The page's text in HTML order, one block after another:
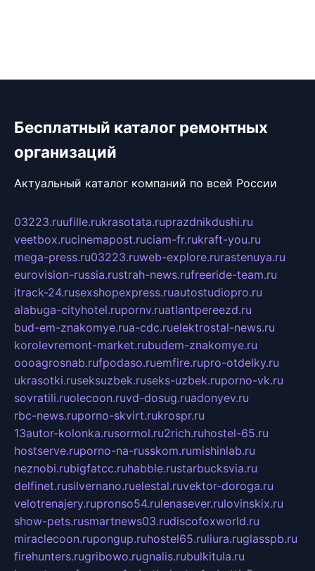
Бесплатный каталог ремонтных
организаций
Актуальный каталог компаний по всей России
03223.ruufille.rukrasotata.ruprazdnikdushi.ru
veetbox.rucinemapost.ruciam-fr.rukraft-you.ru
mega-press.ru03223.ruweb-explore.rurastenuya.ru
eurovision-russia.rustrah-news.rufreeride-team.ru
itrack-24.rusexshopexpress.ruautostudiopro.ru
alabuga-cityhotel.rupornv.ruatlantpereezd.ru
bud-em-znakomye.rua-cdc.ruelektrostal-news.ru
korolevremont-market.rubudem-znakomye.ru
oooagrosnab.rufpodaso.ruemfire.rupro-otdelky.ru
ukrasotki.ruseksuzbek.ruseks-uzbek.ruporno-vk.ru
sovratili.ruolecoon.ruvd-dosug.ruadonyev.ru
rbc-news.ruporno-skvirt.rukrospr.ru
13autor-kolonka.rusormol.ru2rich.ruhostel-65.ru
hostserve.ruporno-na-russkom.rumishinlab.ru
neznobi.rubigfatcc.ruhabble.rustarbucksvia.ru
delfinet.rusilvernano.ruelestal.ruvektor-doroga.ru
velotrenajery.rupronso54.rulenasever.rulovinskix.ru
show-pets.rusmartnews03.rudiscofoxworld.ru
miraclecoon.rupongup.ruhostel65.ruliura.ruglasspb.ru
firehunters.rugribowo.rugnalis.rubulkitula.ru